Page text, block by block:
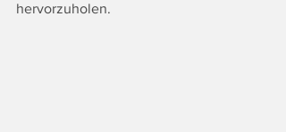
hervorzuholen.